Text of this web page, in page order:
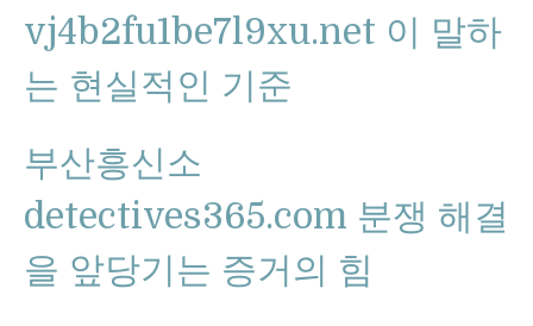
vj4b2fu1be7l9xu.net 이 말하
는 현실적인 기준
부산흥신소
detectives365.com 분쟁 해결
을 앞당기는 증거의 힘